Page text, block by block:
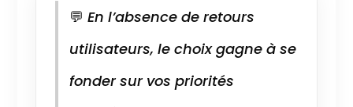
💬 En l’absence de retours
utilisateurs, le choix gagne à se
fonder sur vos priorités